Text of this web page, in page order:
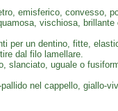
emisferico, convesso,
vischiosa,
per un dentino, fitte,
dal filo lamellare.
slanciato, uguale o
nel cappello, giallo-